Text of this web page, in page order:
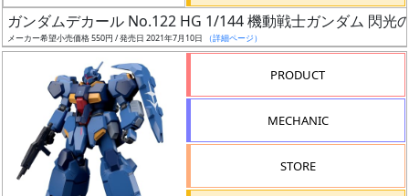
ー
ズ・
ガンダムデカール No.122 HG 1/144 機動戦士ガンダム 閃光
メーカー希望小売価格 550円 / 発売日 2021年7月10日 （詳細ページ）
PRODUCT
MECHANIC
STORE